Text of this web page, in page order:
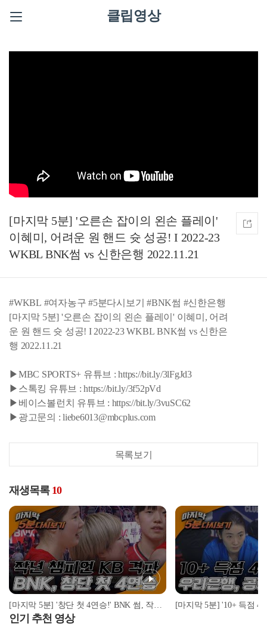
클립영상
[마지막 5분] '오른손 잡이의 왼손 플레이'
이혜미, 어려운 원 핸드 슛 성공! I 2022-23
WKBL BNK썸 vs 신한은행 2022.11.21
#WKBL #여자농구 #5분다시보기 #BNK썸 #신한은행
[마지막 5분] '오른손 잡이의 왼손 플레이' 이혜미, 어려
운 원 핸드 슛 성공! I 2022-23 WKBL BNK썸 vs 신한은
행 2022.11.21
▶MBC SPORTS+ 유튜브 : https://bit.ly/3lFgJd3
▶스톡킹 유튜브 : https://bit.ly/3f52pVd
▶베이스볼런치 유튜브 : https://bit.ly/3vuSC62
▶광고문의 : liebe6013@mbcplus.com
목록보기
재생목록 10
[마지막 5분] '창단 첫 4연승!' BNK 썸, 작년 챔피언 KB 스타즈 격파! I 2022-23 WKBL BNK 썸 vs KB 스타즈 2022.11.14
인기 추천 영상